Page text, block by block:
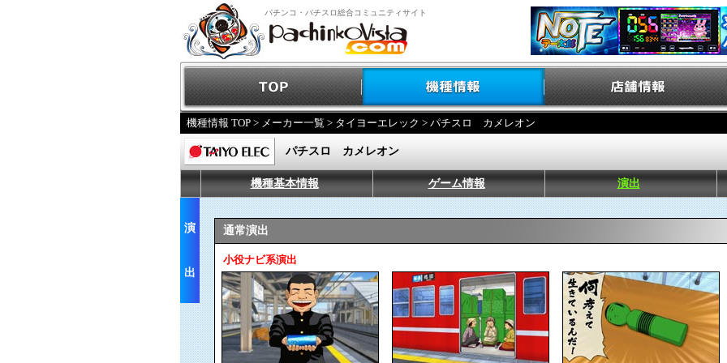
パチンコ・パチスロ総合コミュニティサイト
機種情報 TOP > メーカー一覧 > タイヨーエレック > パチスロ カメレオン
パチスロ カメレオン
機種基本情報 ゲーム情報 演出
演
出
通常演出
小役ナビ系演出